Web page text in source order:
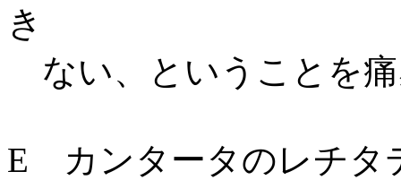
き
ない、ということを
E カンタータのレチタ